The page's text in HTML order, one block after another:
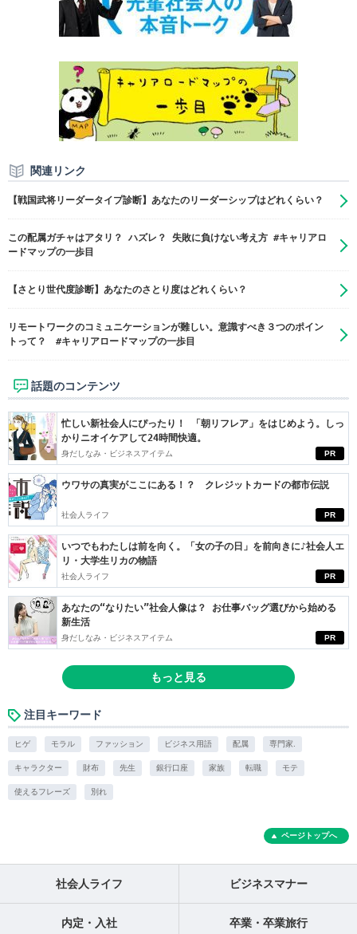
関連リンク
【戦国武将リーダータイプ診断】あなたのリーダーシップはどれくらい？
この配属ガチャはアタリ？ ハズレ？ 失敗に負けない考え方 #キャリアロ
ードマップの一歩目
【さとり世代度診断】あなたのさとり度はどれくらい？
リモートワークのコミュニケーションが難しい。意識すべき３つのポイン
トって？ #キャリアロードマップの一歩目
話題のコンテンツ
PR
忙しい新社会人にぴったり！ 「朝リフレア」をはじめよう。しっ
かりニオイケアして24時間快適。
身だしなみ・ビジネスアイテム
PR
ウワサの真実がここにある！？ クレジットカードの都市伝説
社会人ライフ
PR
いつでもわたしは前を向く。「女の子の日」を前向きに♪社会人エ
リ・大学生リカの物語
社会人ライフ
PR
あなたの“なりたい”社会人像は？ お仕事バッグ選びから始める
新生活
身だしなみ・ビジネスアイテム
もっと見る
注目キーワード
ヒゲ モラル ファッション ビジネス用語 配属 専門家.
キャラクター 財布 先生 銀行口座 家族 転職 モテ
使えるフレーズ 別れ
ページトップへ
社会人ライフ ビジネスマナー
内定・入社 卒業・卒業旅行